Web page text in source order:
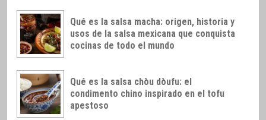
Qué es la salsa macha: origen, historia y
usos de la salsa mexicana que conquista
cocinas de todo el mundo
Qué es la salsa chòu dòufu: el
condimento chino inspirado en el tofu
apestoso